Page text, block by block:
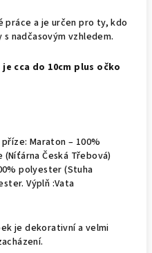
práce a je určen pro ty, kdo
nadčasovým vzhledem.
cca do 10cm plus očko
Maraton – 100%
(Níťárna Česká Třebová)
polyester (Stuha
Výplň :Vata
je dekorativní a velmi